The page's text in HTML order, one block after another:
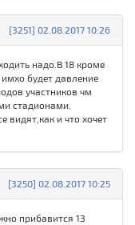
[3251] 02.08.2017 10:26
надо.В 18 кроме
будет давление
участников чм
стадионами.
видят,как и что хочет
[3250] 02.08.2017 10:25
прибавится 13